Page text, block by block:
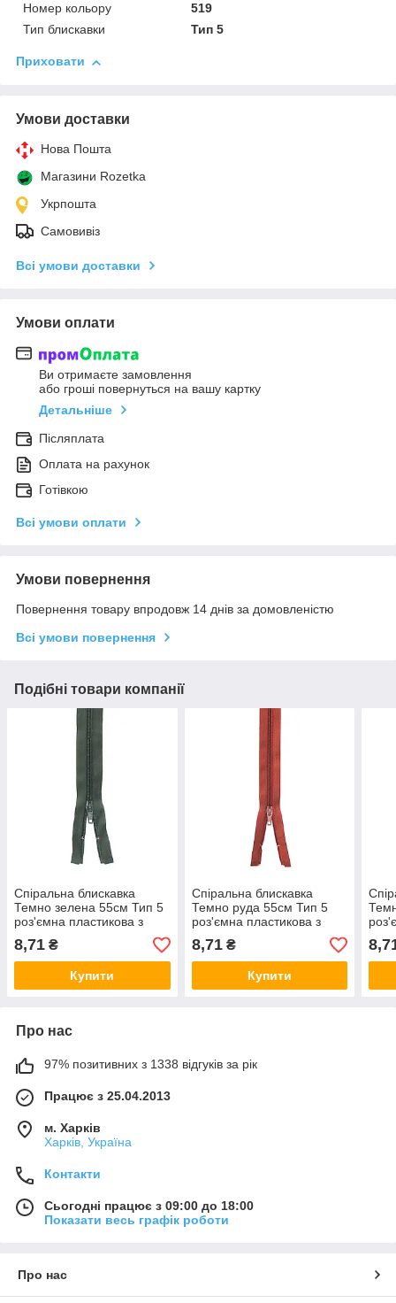
Номер кольору
519
Тип блискавки
Тип 5
Приховати
Умови доставки
Нова Пошта
Магазини Rozetka
Укрпошта
Самовивіз
Всі умови доставки
Умови оплати
Ви отримаєте замовлення
або гроші повернуться на вашу картку
Детальніше
Післяплата
Оплата на рахунок
Готівкою
Всі умови оплати
Умови повернення
Повернення товару впродовж 14 днів за домовленістю
Всі умови повернення
Подібні товари компанії
Спіральна блискавка
Темно зелена 55см Тип 5
роз'ємна пластикова з
одним бігунком
8,71 ₴
Купити
Спіральна блискавка
Темно руда 55см Тип 5
роз'ємна пластикова з
одним бігунком
8,71₴
Купити
Про нас
97% позитивних з 1338 відгуків за рік
Працює з 25.04.2013
м. Харків
Харків, Україна
Контакти
Сьогодні працює з 09:00 до 18:00
Показати весь графік роботи
Про нас